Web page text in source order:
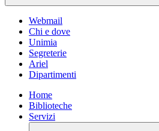
Webmail
Chi e dove
Unimia
Segreterie
Ariel
Dipartimenti
Home
Biblioteche
Servizi